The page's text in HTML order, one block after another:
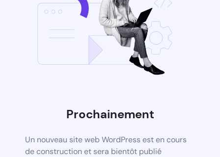
Prochainement
Un nouveau site web WordPress est en cours
de construction et sera bientôt publié